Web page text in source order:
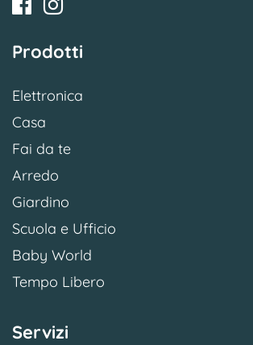
Prodotti
Elettronica
Casa
Fai da te
Arredo
Giardino
Scuola e Ufficio
Baby World
Tempo Libero
Servizi